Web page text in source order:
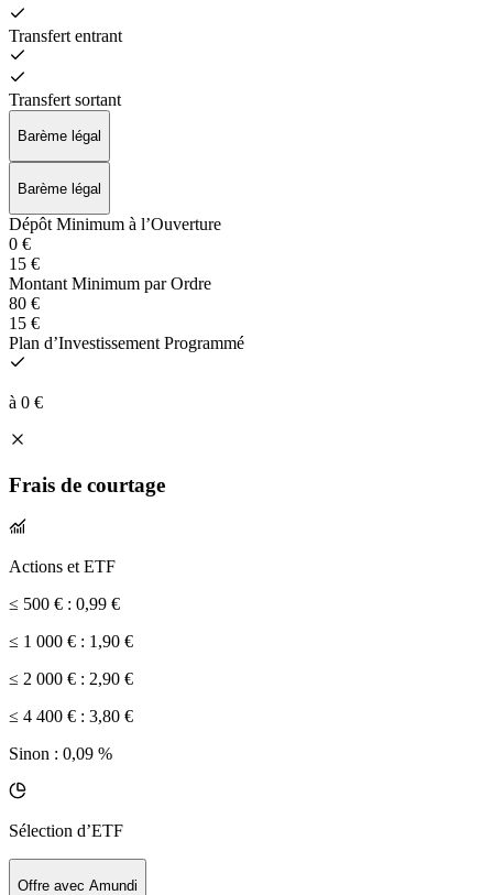
Transfert entrant
Transfert sortant
Barème légal
Barème légal
Dépôt Minimum à l’Ouverture
0 €
15 €
Montant Minimum par Ordre
80 €
15 €
Plan d’Investissement Programmé
à 0 €
Frais de courtage
Actions et ETF
≤ 500 € : 0,99 €
≤ 1 000 € : 1,90 €
≤ 2 000 € : 2,90 €
≤ 4 400 € : 3,80 €
Sinon : 0,09 %
Sélection d’ETF
Offre avec Amundi